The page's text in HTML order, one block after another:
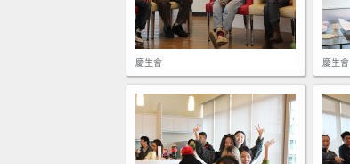
慶生會 慶生會